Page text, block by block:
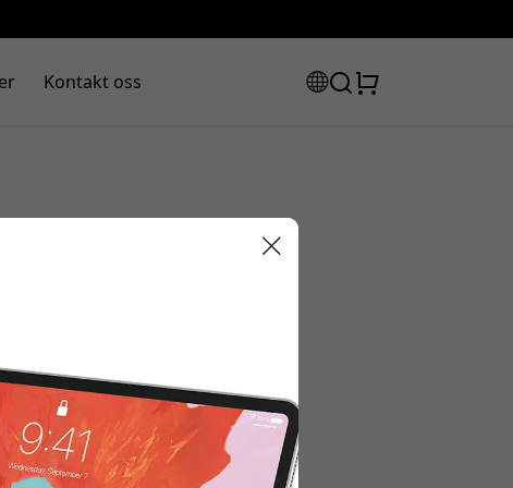
Kontakt oss
i kassen for å få 15% rabatt.